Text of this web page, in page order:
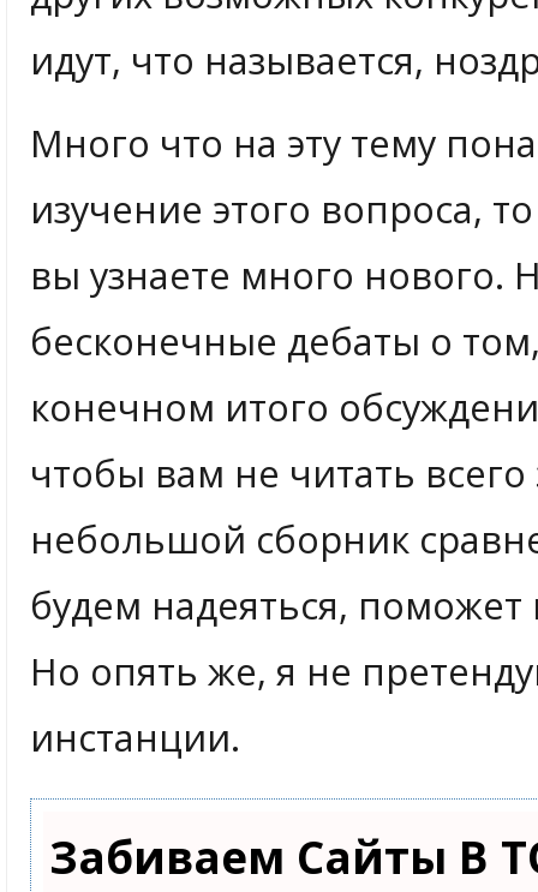
идут, что называется,
Много что на эту тему
изучение этого вопроса,
вы узнаете много нового.
бесконечные дебаты о
конечном итого
чтобы вам не читать
небольшой сборник
будем надеяться,
Но опять же, я не
инстанции.
Забиваем Сайты В